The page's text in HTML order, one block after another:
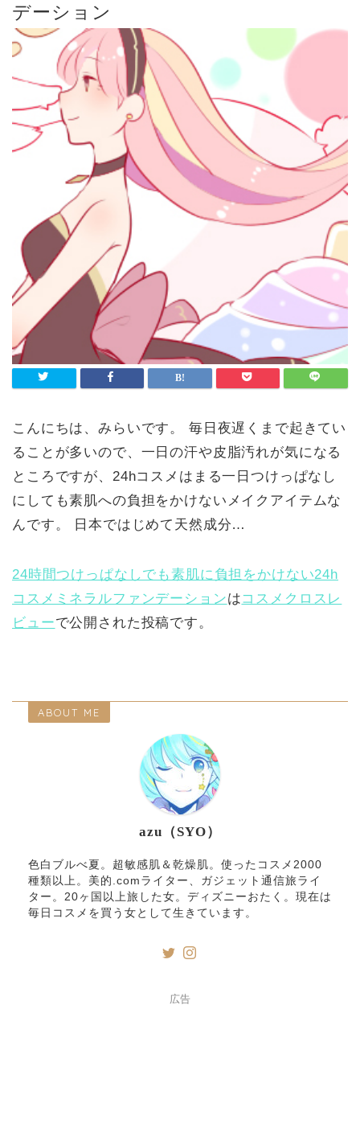
デーション
こんにちは、みらいです。 毎日夜遅くまで起きてい
ることが多いので、一日の汗や皮脂汚れが気になる
ところですが、24hコスメはまる一日つけっぱなし
にしても素肌への負担をかけないメイクアイテムな
んです。 日本ではじめて天然成分…
24時間つけっぱなしでも素肌に負担をかけない24h
コスメミネラルファンデーションはコスメクロスレ
ビューで公開された投稿です。
ABOUT ME
azu（SYO）
色白ブルべ夏。超敏感肌＆乾燥肌。使ったコスメ2000
種類以上。美的.comライター、ガジェット通信旅ライ
ター。20ヶ国以上旅した女。ディズニーおたく。現在は
毎日コスメを買う女として生きています。
広告